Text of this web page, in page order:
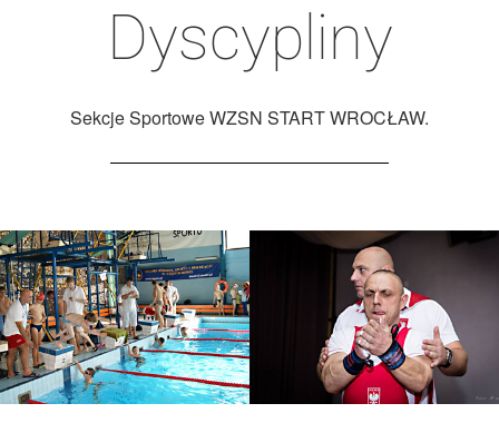
Dyscypliny
Sekcje Sportowe WZSN START WROCŁAW.